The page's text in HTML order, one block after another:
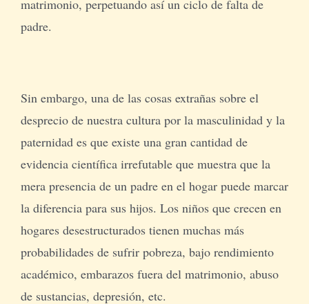
matrimonio, perpetuando así un ciclo de falta de
padre.
Sin embargo, una de las cosas extrañas sobre el
desprecio de nuestra cultura por la masculinidad y la
paternidad es que existe una gran cantidad de
evidencia científica irrefutable que muestra que la
mera presencia de un padre en el hogar puede marcar
la diferencia para sus hijos. Los niños que crecen en
hogares desestructurados tienen muchas más
probabilidades de sufrir pobreza, bajo rendimiento
académico, embarazos fuera del matrimonio, abuso
de sustancias, depresión, etc.